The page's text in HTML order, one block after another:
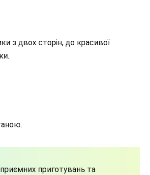
з двох сторін, до красивої
приготувань та